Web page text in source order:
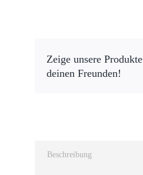
Beschreibung
Zeige unsere Produkte
deinen Freunden!